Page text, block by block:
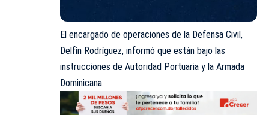
El encargado de operaciones de la Defensa Civil,
Delfín Rodríguez, informó que están bajo las
instrucciones de Autoridad Portuaria y la Armada
Dominicana.